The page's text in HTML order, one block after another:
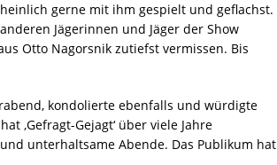
gerne mit ihm gespielt und geflachst.
Jägerinnen und Jäger der Show
Otto Nagorsnik zutiefst vermissen. Bis
kondolierte ebenfalls und würdigte
‚Gefragt-Gejagt‘ über viele Jahre
unterhaltsame Abende. Das Publikum hat